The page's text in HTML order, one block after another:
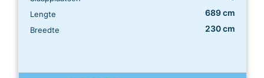
Lengte 689 cm
Breedte 230 cm